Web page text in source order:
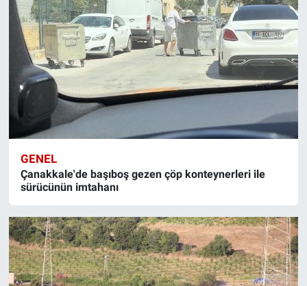
GENEL
Çanakkale'de başıboş gezen çöp konteynerleri ile
sürücünün imtahanı